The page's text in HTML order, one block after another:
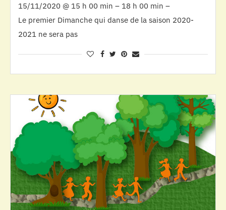
15/11/2020 @ 15 h 00 min – 18 h 00 min –
Le premier Dimanche qui danse de la saison 2020-
2021 ne sera pas